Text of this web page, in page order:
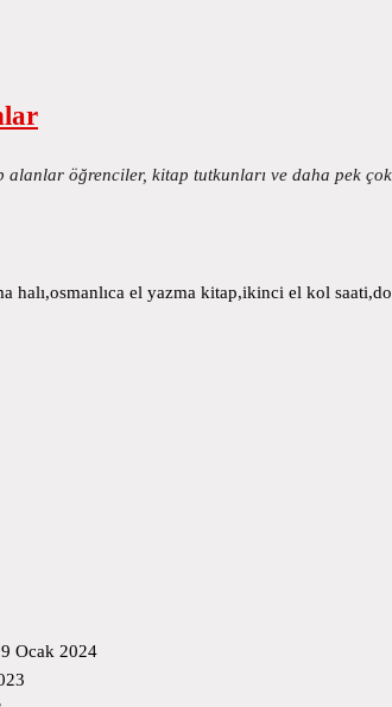
öğrenciler, kitap tutkunları ve daha pek
el yazma kitap,ikinci el kol
Ocak 2024